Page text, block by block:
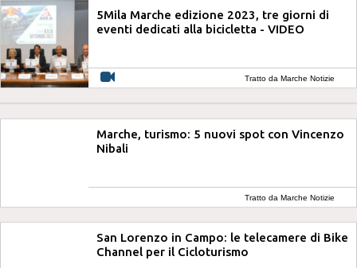
5Mila Marche edizione 2023, tre giorni di
eventi dedicati alla bicicletta - VIDEO
Tratto da Marche Notizie
Marche, turismo: 5 nuovi spot con Vincenzo
Nibali
Tratto da Marche Notizie
San Lorenzo in Campo: le telecamere di Bike
Channel per il Cicloturismo